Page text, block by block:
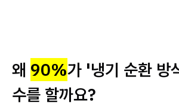
왜 90%가 '냉기 순환 방
수를 할까요?